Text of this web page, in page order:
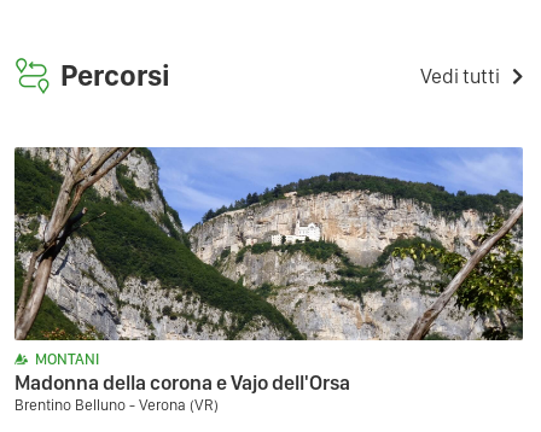
Percorsi Vedi tutti
MONTANI
Madonna della corona e Vajo dell'Orsa
Brentino Belluno - Verona (VR)